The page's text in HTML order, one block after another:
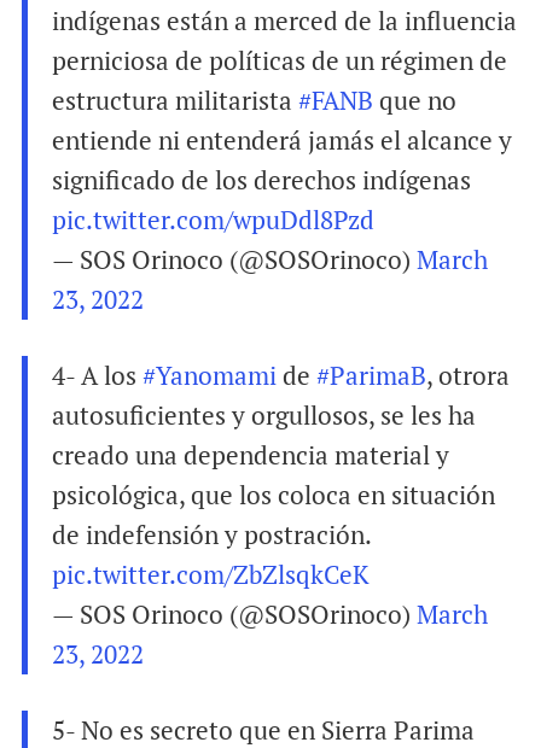
indígenas están a merced de la influencia
perniciosa de políticas de un régimen de
estructura militarista #FANB que no
entiende ni entenderá jamás el alcance y
significado de los derechos indígenas
pic.twitter.com/wpuDdl8Pzd
— SOS Orinoco (@SOSOrinoco) March
23, 2022
4- A los #Yanomamide #ParimaB, otrora
autosuficientes y orgullosos, se les ha
creado una dependencia material y
psicológica, que los coloca en situación
de indefensión y postración.
pic.twitter.com/ZbZlsqkCeK
— SOS Orinoco (@SOSOrinoco) March
23, 2022
5- No es secreto que en Sierra Parima